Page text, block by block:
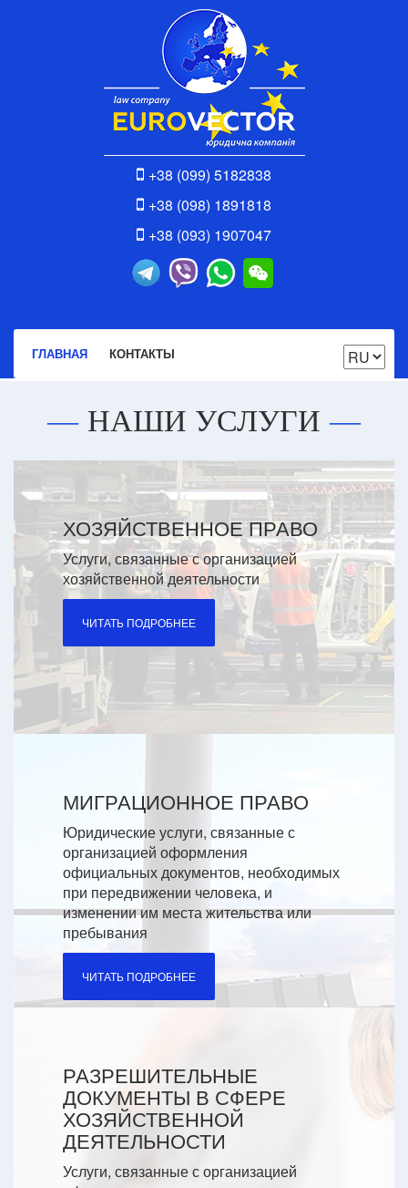
+38 (099) 5182838
+38 (098) 1891818
+38 (093) 1907047
ГЛАВНАЯ КОНТАКТЫ
НАШИ УСЛУГИ
ХОЗЯЙСТВЕННОЕ ПРАВО
Услуги, связанные с организацией
хозяйственной деятельности
ЧИТАТЬ ПОДРОБНЕЕ
МИГРАЦИОННОЕ ПРАВО
Юридические услуги, связанные с
организацией оформления
официальных документов, необходимых
при передвижении человека, и
изменении им места жительства или
пребывания
ЧИТАТЬ ПОДРОБНЕЕ
РАЗРЕШИТЕЛЬНЫЕ
ДОКУМЕНТЫ В СФЕРЕ
ХОЗЯЙСТВЕННОЙ
ДЕЯТЕЛЬНОСТИ
Услуги, связанные с организацией